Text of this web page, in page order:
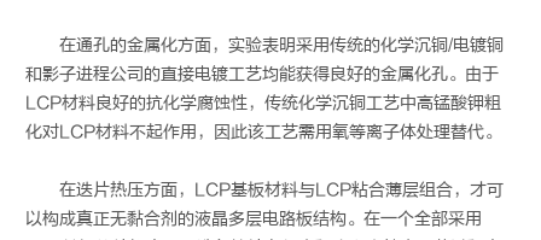
在通孔的金属化方面，实验表明采用传统的化学沉铜/电镀铜
和影子进程公司的直接电镀工艺均能获得良好的金属化孔。由于
LCP材料良好的抗化学腐蚀性，传统化学沉铜工艺中高锰酸钾粗
化对LCP材料不起作用，因此该工艺需用氧等离子体处理替代。
在迭片热压方面，LCP基板材料与LCP粘合薄层组合，才可
以构成真正无黏合剂的液晶多层电路板结构。在一个全部采用